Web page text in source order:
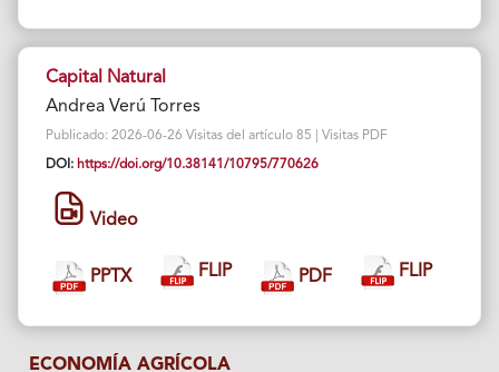
Capital Natural
Andrea Verú Torres
Publicado: 2026-06-26 Visitas del artículo 85 | Visitas PDF
DOI: https://doi.org/10.38141/10795/770626
Video
PPTX FLIP PDF FLIP
ECONOMÍA AGRÍCOLA